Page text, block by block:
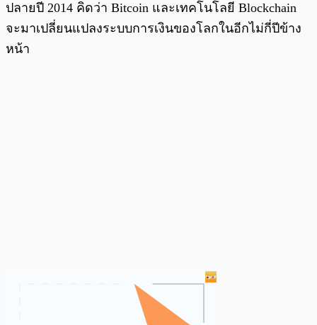
ปลายปี 2014 คิดว่า Bitcoin และเทคโนโลยี Blockchain
จะมาเปลี่ยนแปลงระบบการเงินของโลกในอีกไม่กี่ปีข้าง
หน้า